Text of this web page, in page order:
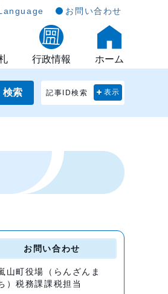
お問い合わせ
行政情報 ホーム
検索 記事ID検索 表示
お問い合わせ
山町役場（らんざんま
）税務課課税担当